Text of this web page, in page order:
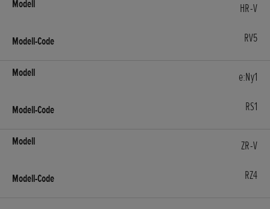
HR-V
RV5
e:Ny1
RS1
ZR-V
RZ4